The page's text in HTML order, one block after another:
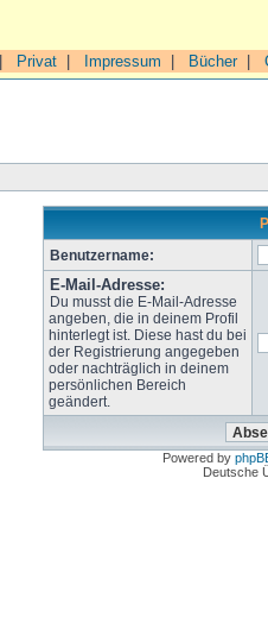
Privat Impressum Bücher|
Benutzername:
E-Mail-Adresse:
Du musst die E-Mail-Adresse
angeben, die in deinem Profil
hinterlegt ist. Diese hast du bei
der Registrierung angegeben
oder nachträglich in deinem
persönlichen Bereich
geändert.
Powered by
Deutsche